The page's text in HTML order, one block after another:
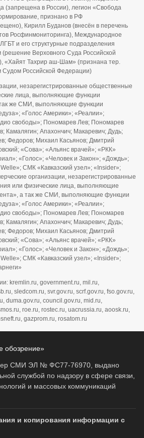
(запрещена в России), легион «Свобода
признано в РФ
Кирилл Буданов (внесён в перечень
Росфинмониторинга), Международное
и его структурные подразделения
(решение Верховного Суда Российской
«Хайят Тахрир аш-Шам» (признана тер.
Судом Российской Федерации)
незарегистрированные общественные
лица, выполняющие функции
так же СМИ, выполняющие функции
«Голос Америки»; «Реалии»;
свободы»; Пономарев Лев; Пономарев
Камалягин; Апахончич; Макаревич; Дудь;
Федоров; Михаил Касьянов; Дмитрий
«Сова»; «Альянс врачей»; «РКК»
«Голос»; «Человек и Закон»; «Дождь»;
СМК «Кавказский узел»; «Insider»;
организации, незарегистрированные
или физические лица, выполняющие
а так же СМИ, выполняющие функции
«Голос Америки»; «Реалии»;
свободы»; Пономарев Лев; Пономарев
Камалягин; Апахончич; Макаревич; Дудь;
Федоров; Михаил Касьянов; Дмитрий
«Сова»; «Альянс врачей»; «РКК»
«Голос»; «Человек и Закон»; «Дождь»;
СМК «Кавказский узел»; «Insider»;
kremlin.ru, government.ru, mil.ru,
sledcom.ru, svr.gov.ru, scrf.gov.ru, fso.gov.ru,
duma.gov.ru, council.gov.ru, mid.ru,
roe.ru, rostec.ru, uacrussia.ru, aoosk.ru,
gazprom.ru, rosatom.ru
обозрение»
СМИ ЭЛ № ФС77-76970, выдано
службой по надзору в сфере связи,
и массовых коммуникаций
и копирования информации с